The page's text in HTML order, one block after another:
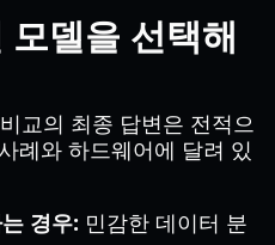
델을 선택해
비교의 최종 답변은 전적으
례와 하드웨어에 달려 있
경우: 민감한 데이터 분